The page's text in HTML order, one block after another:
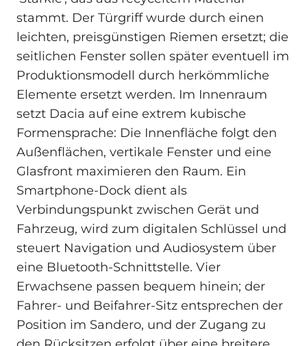
stammt. Der Türgriff wurde durch einen
leichten, preisgünstigen Riemen ersetzt; die
seitlichen Fenster sollen später eventuell im
Produktionsmodell durch herkömmliche
Elemente ersetzt werden. Im Innenraum
setzt Dacia auf eine extrem kubische
Formensprache: Die Innenfläche folgt den
Außenflächen, vertikale Fenster und eine
Glasfront maximieren den Raum. Ein
Smartphone‑Dock dient als
Verbindungspunkt zwischen Gerät und
Fahrzeug, wird zum digitalen Schlüssel und
steuert Navigation und Audiosystem über
eine Bluetooth‑Schnittstelle. Vier
Erwachsene passen bequem hinein; der
Fahrer- und Beifahrer-Sitz entsprechen der
Position im Sandero, und der Zugang zu